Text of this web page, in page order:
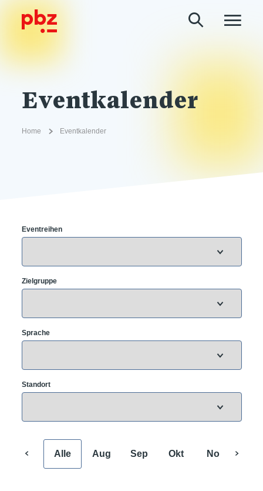
Eventkalender
Home Eventkalender
Eventreihen
Zielgruppe
Sprache
Standort
Alle Aug Sep Okt Nov